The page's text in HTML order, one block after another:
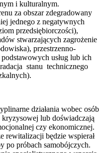
i kulturalnym.
za obszar zdegradowany
jednego z negatywnych
przedsiębiorczości),
stwarzających zagrożenie
przestrzenno-
usług lub ich
stanu technicznego
działania wobec osób
lub doświadczają
czy ekonomicznej.
rewitalizacji będzie wspierał
po próbach samobójczych.